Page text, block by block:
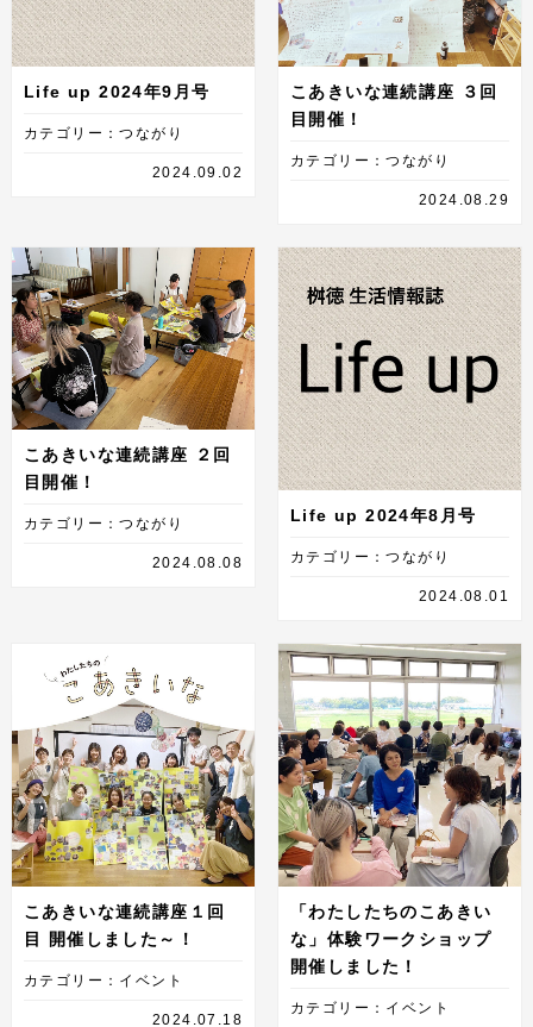
Life up 2024年9月号
カテゴリー：つながり
2024.09.02
こあきいな連続講座 ３回
目開催！
カテゴリー：つながり
2024.08.29
こあきいな連続講座 ２回
目開催！
カテゴリー：つながり
2024.08.08
Life up 2024年8月号
カテゴリー：つながり
2024.08.01
こあきいな連続講座１回
目 開催しました～！
カテゴリー：イベント
2024.07.18
「わたしたちのこあきい
な」体験ワークショップ
開催しました！
カテゴリー：イベント